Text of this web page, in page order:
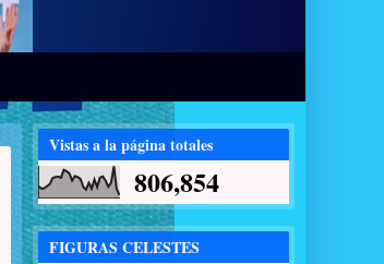
Vistas a la página totales
806,854
FIGURAS CELESTES